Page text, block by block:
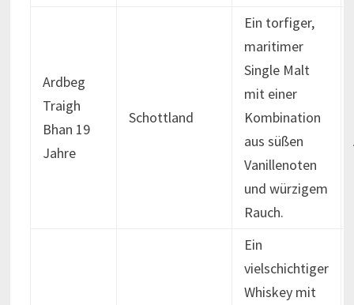
Ardbeg
Traigh
Bhan 19
Jahre
Schottland
Ein torfiger,
maritimer
Single Malt
mit einer
Kombination
aus süßen
Vanillenoten
und würzigem
Rauch.
Ein
vielschichtiger
Whiskey mit